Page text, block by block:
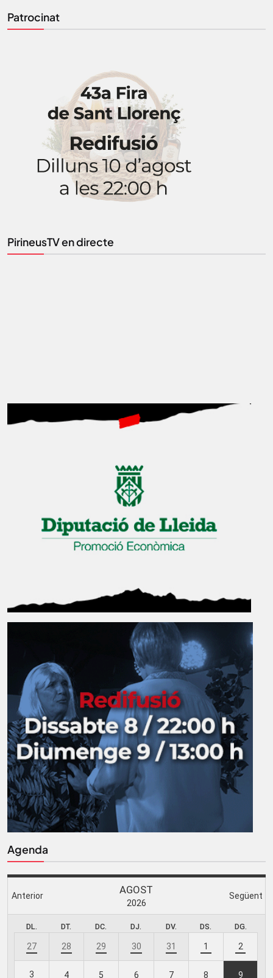
Patrocinat
PirineusTV en directe
Agenda
STAY UPDATED
Uneix-te al nostre butlletí
Tota l’actualitat, seleccionada i enviada directament
al teu correu. Subscriu-te al nostre butlletí i segueix
la informació que importa.